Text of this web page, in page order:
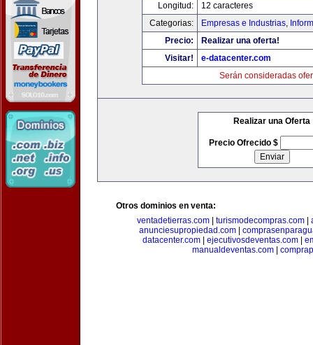
Longitud:
12 caracteres
Categorias:
Empresas e Industrias,
Precio:
Realizar una oferta!
Visitar!
e-datacenter.com
Serán consideradas
Realizar una Oferta
Precio Ofrecido $
Otros dominios en venta:
ventadetierras.com
turismodecompras.com
anunciesupropiedad.com|
datacenter.com
ejecutivosdeventas.com
manualdeventas.com|